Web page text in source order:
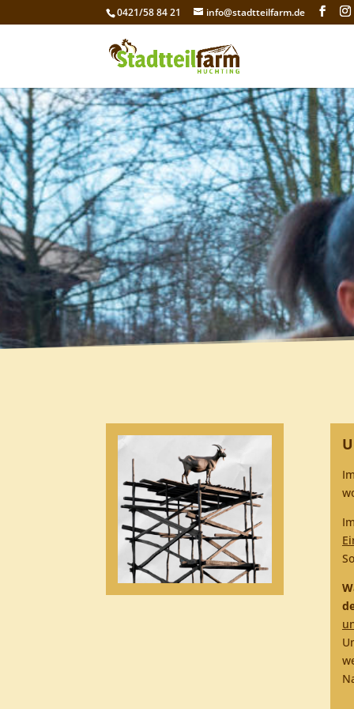
0421/58 84 21 info@stadtteilfarm.de